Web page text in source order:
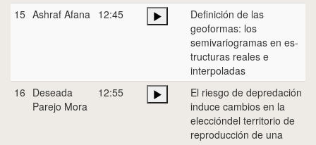
15 Ashraf Afana 12:45
Definición de las
geoformas: los
semivariogramas en es-
tructuras reales e
interpoladas
16 Deseada
Parejo Mora
12:55
El riesgo de depredación
induce cambios en la
eleccióndel territorio de
reproducción de una